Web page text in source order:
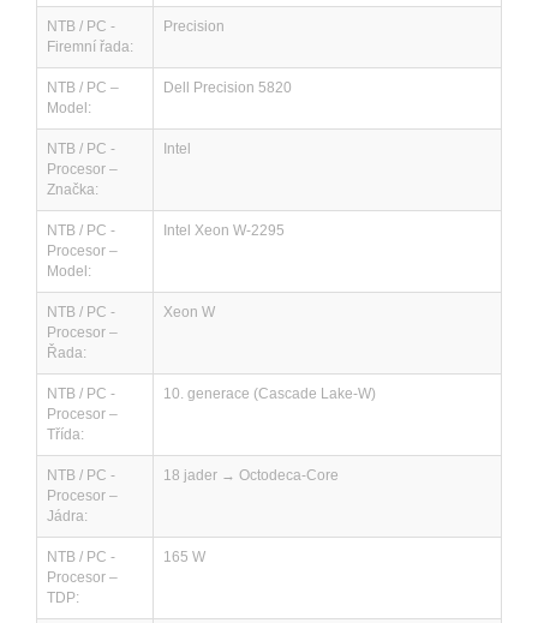
NTB / PC -
Firemní řada:
Precision
NTB / PC –
Model:
Dell Precision 5820
NTB / PC -
Procesor –
Značka:
Intel
NTB / PC -
Procesor –
Model:
Intel Xeon W-2295
NTB / PC -
Procesor –
Řada:
Xeon W
NTB / PC -
Procesor –
Třída:
10. generace (Cascade Lake-W)
NTB / PC -
Procesor –
Jádra:
18 jader → Octodeca-Core
NTB / PC -
Procesor –
TDP:
165 W